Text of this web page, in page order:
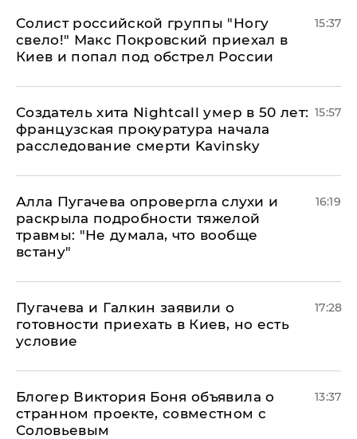
Солист российской группы "Ногу
свело!" Макс Покровский приехал в
Киев и попал под обстрел России
15:37
Создатель хита Nightcall умер в 50 лет:
французская прокуратура начала
расследование смерти Kavinsky
15:57
Алла Пугачева опровергла слухи и
раскрыла подробности тяжелой
травмы: "Не думала, что вообще
встану"
16:19
Пугачева и Галкин заявили о
готовности приехать в Киев, но есть
условие
17:28
Блогер Виктория Боня объявила о
странном проекте, совместном с
Соловьевым
13:37